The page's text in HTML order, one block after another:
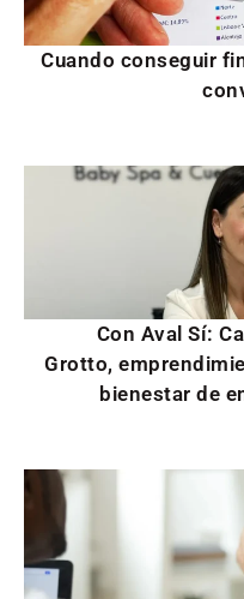
Cuando conseguir
Con Aval Sí:
Grotto,
bienestar de